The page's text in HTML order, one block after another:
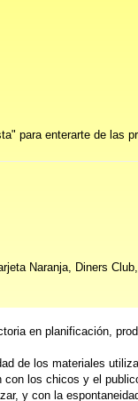
para enterarte de las
Naranja, Diners
en planificación,
de los materiales
con los chicos y el
y con la